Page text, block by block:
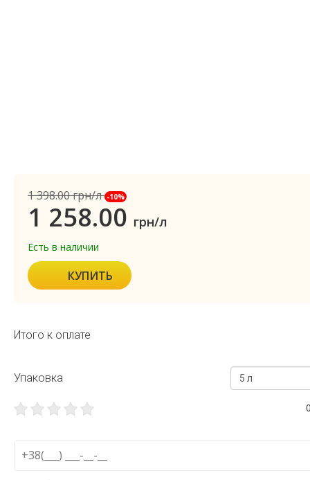
1 398.00грн/л -10%
1 258.00 грн/л
Есть в наличии
КУПИТЬ
Итого к оплате
Упаковка 5 л